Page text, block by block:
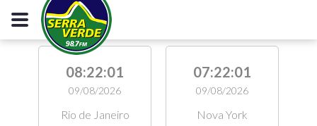
08:22:02
09/08/2026
Rio de Janeiro
07:22:02
09/08/2026
Nova York